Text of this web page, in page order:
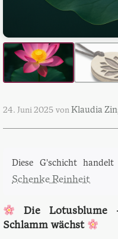
24. Juni 2025 von Klaudia
Diese G'schicht
Schenke Reinheit
Die Lotusblume
Schlamm wächst